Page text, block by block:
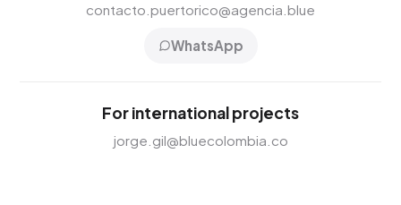
contacto.puertorico@agencia.blue
WhatsApp
For international projects
jorge.gil@bluecolombia.co